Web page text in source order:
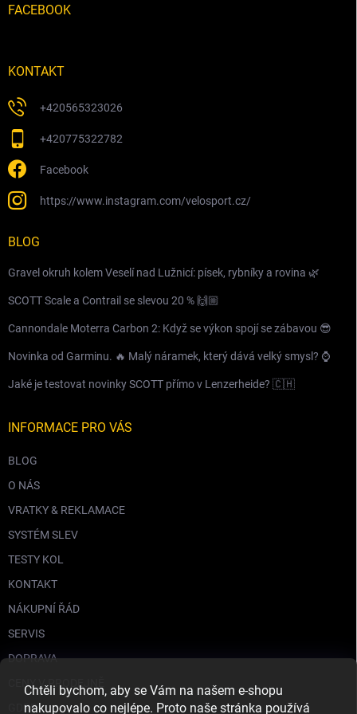
Chtěli bychom, aby se Vám na našem e-shopu
nakupovalo co nejlépe. Proto naše stránka používá
FACEBOOK
KONTAKT
+420565323026
+420775322782
Facebook
https://www.instagram.com/velosport.cz/
BLOG
Gravel okruh kolem Veselí nad Lužnicí: písek, rybníky a rovina 🌿
SCOTT Scale a Contrail se slevou 20 % 🙌🏼
Cannondale Moterra Carbon 2: Když se výkon spojí se zábavou 😎
Novinka od Garminu. 🔥 Malý náramek, který dává velký smysl? ⌚️
Jaké je testovat novinky SCOTT přímo v Lenzerheide? 🇨🇭
INFORMACE PRO VÁS
BLOG
O NÁS
VRATKY & REKLAMACE
SYSTÉM SLEV
TESTY KOL
KONTAKT
NÁKUPNÍ ŘÁD
SERVIS
DOPRAVA
CENY V PRODEJNĚ
GDPR